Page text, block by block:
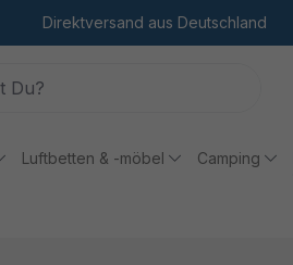
Direktversand aus Deutschland
Luftbetten & -möbel Camping